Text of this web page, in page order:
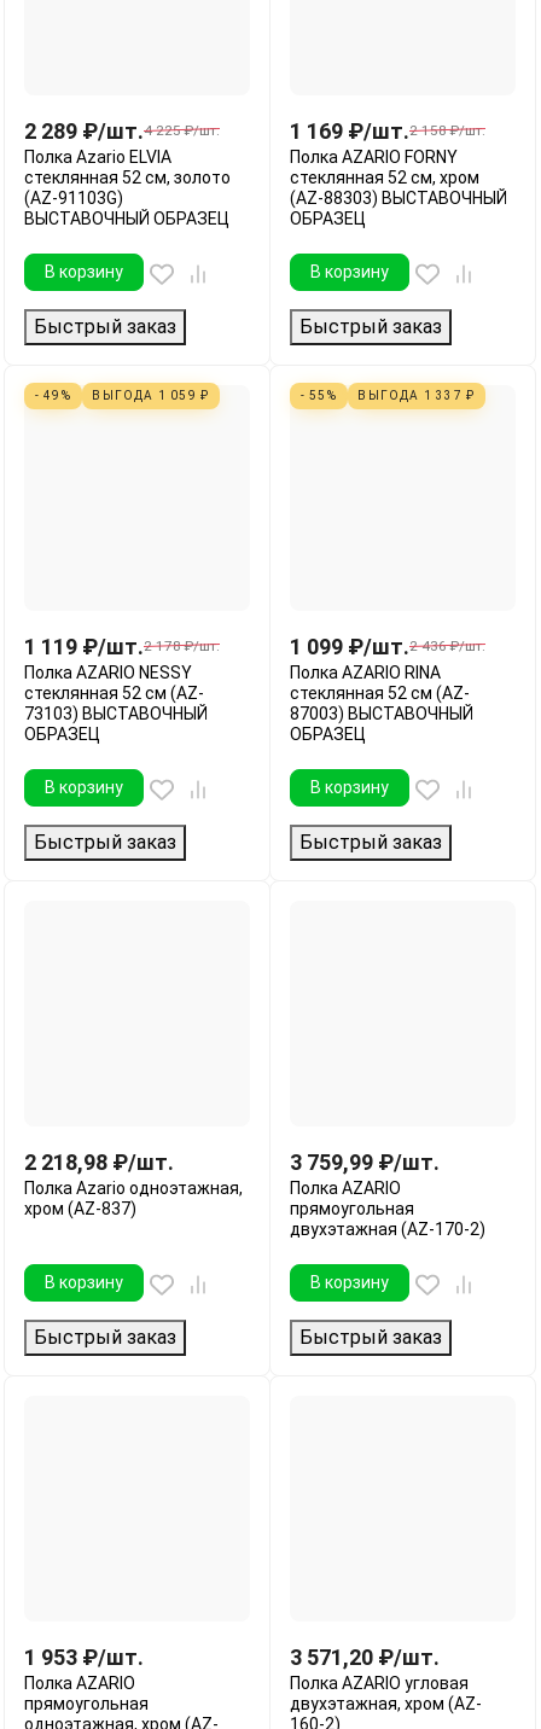
2 289 ₽/шт.4 225 ₽/шт.
Полка Azario ELVIA
стеклянная 52 см, золото
(AZ-91103G)
ВЫСТАВОЧНЫЙ ОБРАЗЕЦ
В корзину
Быстрый заказ
1 169 ₽/шт.2 158 ₽/шт.
Полка AZARIO FORNY
стеклянная 52 см, хром
(AZ-88303) ВЫСТАВОЧНЫЙ
ОБРАЗЕЦ
В корзину
Быстрый заказ
- 49% ВЫГОДА 1 059 ₽
1 119 ₽/шт.2 178 ₽/шт.
Полка AZARIO NESSY
стеклянная 52 см (AZ-
73103) ВЫСТАВОЧНЫЙ
ОБРАЗЕЦ
В корзину
Быстрый заказ
- 55% ВЫГОДА 1 337 ₽
1 099 ₽/шт.2 436 ₽/шт.
Полка AZARIO RINA
стеклянная 52 см (AZ-
87003) ВЫСТАВОЧНЫЙ
ОБРАЗЕЦ
В корзину
Быстрый заказ
2 218,98 ₽/шт.
Полка Azario одноэтажная,
хром (AZ-837)
В корзину
Быстрый заказ
3 759,99 ₽/шт.
Полка AZARIO
прямоугольная
двухэтажная (AZ-170-2)
В корзину
Быстрый заказ
1 953 ₽/шт.
Полка AZARIO
прямоугольная
одноэтажная, хром (AZ-
3 571,20 ₽/шт.
Полка AZARIO угловая
двухэтажная, хром (AZ-
160-2)